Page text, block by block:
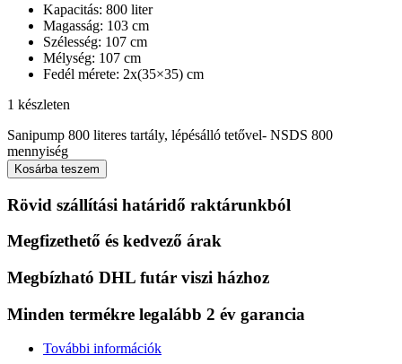
Kapacitás: 800 liter
Magasság: 103 cm
Szélesség: 107 cm
Mélység: 107 cm
Fedél mérete: 2x(35×35) cm
1 készleten
Sanipump 800 literes tartály, lépésálló tetővel- NSDS 800
mennyiség
Kosárba teszem
Rövid szállítási határidő raktárunkból
Megfizethető és kedvező árak
Megbízható DHL futár viszi házhoz
Minden termékre legalább 2 év garancia
További információk